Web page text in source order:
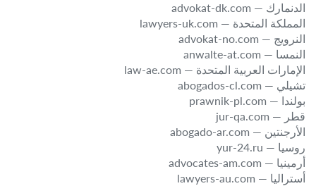
الدنمارك — advokat-dk.com
المملكة المتحدة — lawyers-uk.com
النرويج — advokat-no.com
النمسا — anwalte-at.com
الإمارات العربية المتحدة — law-ae.com
تشيلي — abogados-cl.com
بولندا — prawnik-pl.com
قطر — jur-qa.com
الأرجنتين — abogado-ar.com
روسيا — yur-24.ru
أرمينيا — advocates-am.com
أستراليا — lawyers-au.com